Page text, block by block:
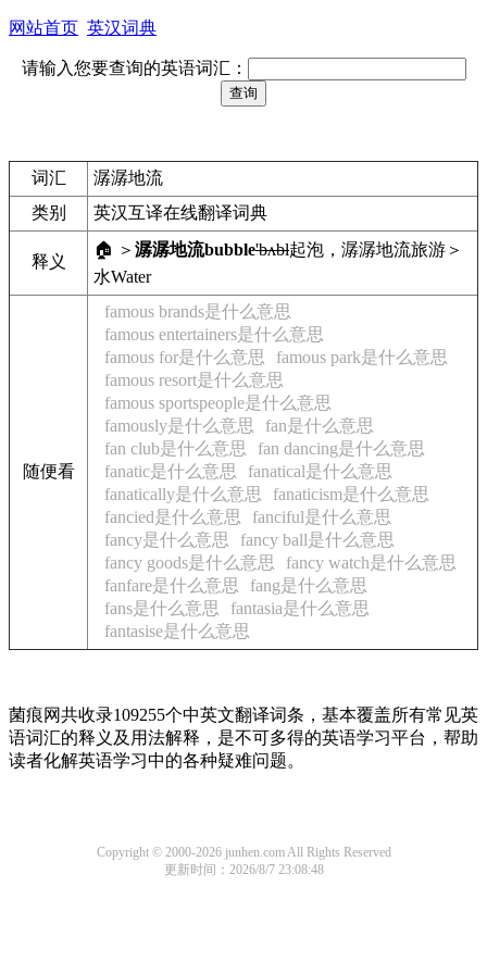
网站首页 英汉词典
请输入您要查询的英语词汇：
词汇
潺潺地流
类别
英汉互译在线翻译词典
释义
🏠 ＞ 潺潺地流bubble'bʌbl起泡，潺潺地流旅游＞
水Water
随便看
famous brands是什么意思
famous entertainers是什么意思
famous for是什么意思
famous park是什么意思
famous resort是什么意思
famous sportspeople是什么意思
famously是什么意思
fan是什么意思
fan club是什么意思
fan dancing是什么意思
fanatic是什么意思
fanatical是什么意思
fanatically是什么意思
fanaticism是什么意思
fancied是什么意思
fanciful是什么意思
fancy是什么意思
fancy ball是什么意思
fancy goods是什么意思
fancy watch是什么意思
fanfare是什么意思
fang是什么意思
fans是什么意思
fantasia是什么意思
fantasise是什么意思
菌痕网共收录109255个中英文翻译词条，基本覆盖所有常见英
语词汇的释义及用法解释，是不可多得的英语学习平台，帮助
读者化解英语学习中的各种疑难问题。
Copyright © 2000-2026 junhen.com All Rights Reserved
更新时间：2026/8/7 23:08:48